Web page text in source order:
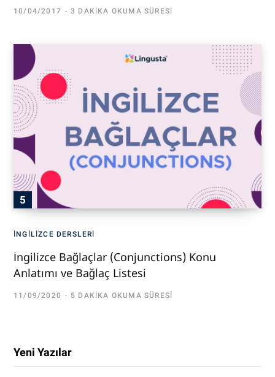
10/04/2017 3 DAKIKA OKUMA SÜRESI
İNGILIZCE DERSLERI
İngilizce Bağlaçlar (Conjunctions) Konu
Anlatımı ve Bağlaç Listesi
11/09/2020 5 DAKIKA OKUMA SÜRESI
Yeni Yazılar